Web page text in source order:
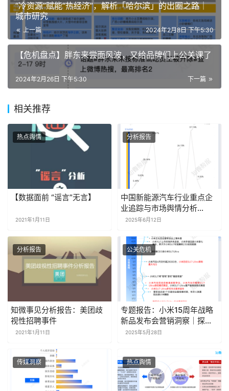
“冷资源”赋能“热经济”，解析「哈尔滨」的出圈之路｜
城市研究
上一篇 2024年2月8日 下午5:30
【危机盘点】胖东来尝面风波，又给品牌们上公关课了
下一篇
2024年2月26日 下午5:30
相关推荐
热点舆情
【数据面前 “谣言”无言】
2021年1月11日
分析报告
中国新能源汽车行业重点企
业追踪与市场舆情分析
（2025年5月）
2025年6月12日
分析报告
知微事见分析报告：美团歧
视性招聘事件
2021年1月11日
公关危机
专题报告：小米15周年战略
新品发布会营销洞察｜探舆
论场
2025年5月28日
传媒洞察 热点舆情